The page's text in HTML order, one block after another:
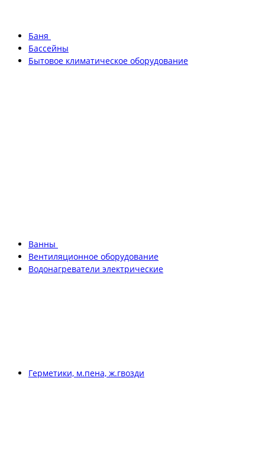
Баня
Бассейны
Бытовое климатическое оборудование
Ванны
Вентиляционное оборудование
Водонагреватели электрические
Герметики, м.пена, ж.гвозди